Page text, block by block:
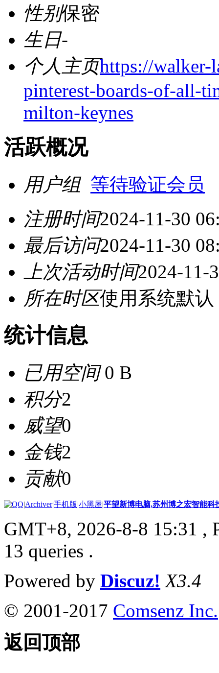
性别保密
生日-
个人主页https://walker-
pinterest-boards-of-all-
milton-keynes
活跃概况
用户组 等待验证会员
注册时间2024-11-30
最后访问2024-11-30
上次活动时间2024-11-
所在时区使用系统默认
统计信息
已用空间0 B
积分2
威望0
金钱2
贡献0
|Archiver|手机版|小黑屋|平望新博电脑,苏州博之宏智能科
GMT+8, 2026-8-8 15:31 ,
13 queries .
Powered by Discuz! X3.4
© 2001-2017 Comsenz Inc.
返回顶部